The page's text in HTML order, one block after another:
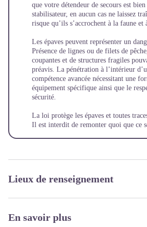
que votre détendeur de secours est
stabilisateur, en aucun cas ne laissez
risque qu’ils s’accrochent à la faune et
Les épaves peuvent représenter un
Présence de lignes ou de filets de
coupantes et de structures fragiles
préavis. La pénétration à l’intérieur
compétence avancée nécessitant une
équipement spécifique ainsi que le
sécurité.
La loi protège les épaves et toutes
Il est interdit de remonter quoi que ce
Lieux de renseignement
En savoir plus